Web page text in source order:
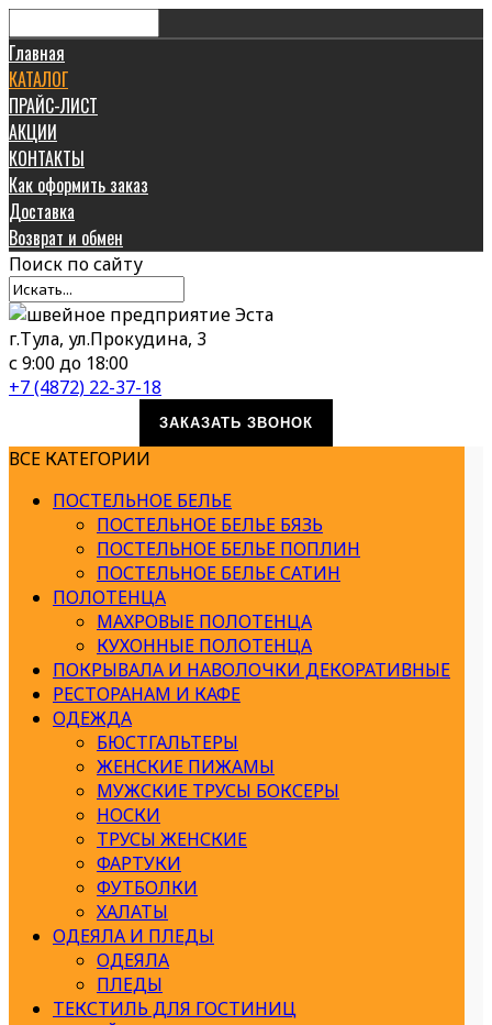
Главная
КАТАЛОГ
ПРАЙС-ЛИСТ
АКЦИИ
КОНТАКТЫ
Как оформить заказ
Доставка
Возврат и обмен
Поиск по сайту
г.Тула, ул.Прокудина, 3
с 9:00 до 18:00
+7 (4872) 22-37-18
ЗАКАЗАТЬ ЗВОНОК
ВСЕ КАТЕГОРИИ
ПОСТЕЛЬНОЕ БЕЛЬЕ
ПОСТЕЛЬНОЕ БЕЛЬЕ БЯЗЬ
ПОСТЕЛЬНОЕ БЕЛЬЕ ПОПЛИН
ПОСТЕЛЬНОЕ БЕЛЬЕ САТИН
ПОЛОТЕНЦА
МАХРОВЫЕ ПОЛОТЕНЦА
КУХОННЫЕ ПОЛОТЕНЦА
ПОКРЫВАЛА И НАВОЛОЧКИ ДЕКОРАТИВНЫЕ
РЕСТОРАНАМ И КАФЕ
ОДЕЖДА
БЮСТГАЛЬТЕРЫ
ЖЕНСКИЕ ПИЖАМЫ
МУЖСКИЕ ТРУСЫ БОКСЕРЫ
НОСКИ
ТРУСЫ ЖЕНСКИЕ
ФАРТУКИ
ФУТБОЛКИ
ХАЛАТЫ
ОДЕЯЛА И ПЛЕДЫ
ОДЕЯЛА
ПЛЕДЫ
ТЕКСТИЛЬ ДЛЯ ГОСТИНИЦ